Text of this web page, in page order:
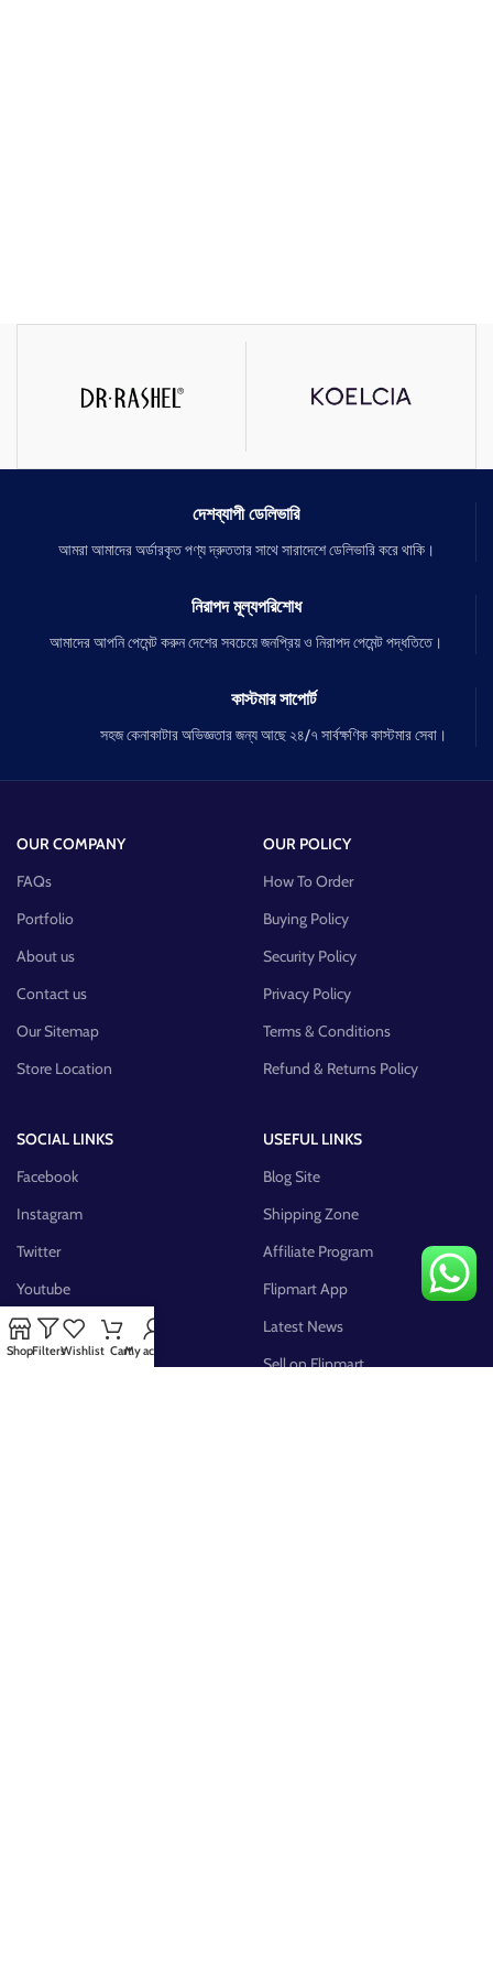
দেশব্যাপী ডেলিভারি
আমরা আমাদের অর্ডারকৃত পণ্য দ্রুততার সাথে সারাদেশে ডেলিভারি করে থাকি।
নিরাপদ মূল্যপরিশোধ
আমাদের আপনি পেমেন্ট করুন দেশের সবচেয়ে জনপ্রিয় ও নিরাপদ পেমেন্ট পদ্ধতিতে।
কাস্টমার সাপোর্ট
সহজ কেনাকাটার অভিজ্ঞতার জন্য আছে ২৪/৭ সার্বক্ষণিক কাস্টমার সেবা।
OUR COMPANY
FAQs
Portfolio
About us
Contact us
Our Sitemap
Store Location
OUR POLICY
How To Order
Buying Policy
Security Policy
Privacy Policy
Terms & Conditions
Refund & Returns Policy
SOCIAL LINKS
Facebook
Instagram
Twitter
Youtube
Pinterest
FB Group
USEFUL LINKS
Blog Site
Shipping Zone
Affiliate Program
Flipmart App
Latest News
Sell on Flipmart
ShopFiltersWishlist CartMy account